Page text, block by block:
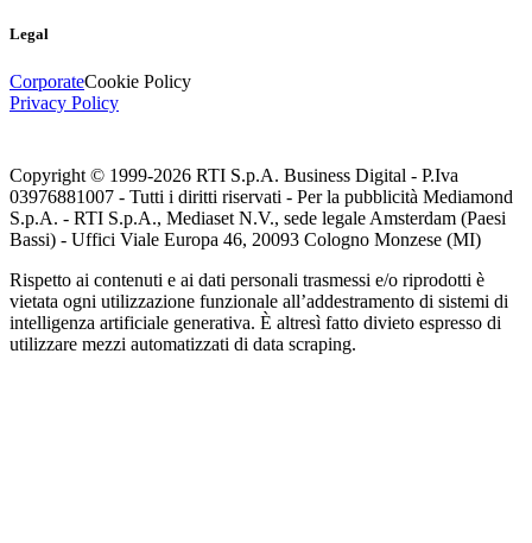
Legal
CorporateCookie Policy
Privacy Policy
Copyright © 1999-2026 RTI S.p.A. Business Digital - P.Iva
03976881007 - Tutti i diritti riservati - Per la pubblicità Mediamond
S.p.A. - RTI S.p.A., Mediaset N.V., sede legale Amsterdam (Paesi
Bassi) - Uffici Viale Europa 46, 20093 Cologno Monzese (MI)
Rispetto ai contenuti e ai dati personali trasmessi e/o riprodotti è
vietata ogni utilizzazione funzionale all’addestramento di sistemi di
intelligenza artificiale generativa. È altresì fatto divieto espresso di
utilizzare mezzi automatizzati di data scraping.